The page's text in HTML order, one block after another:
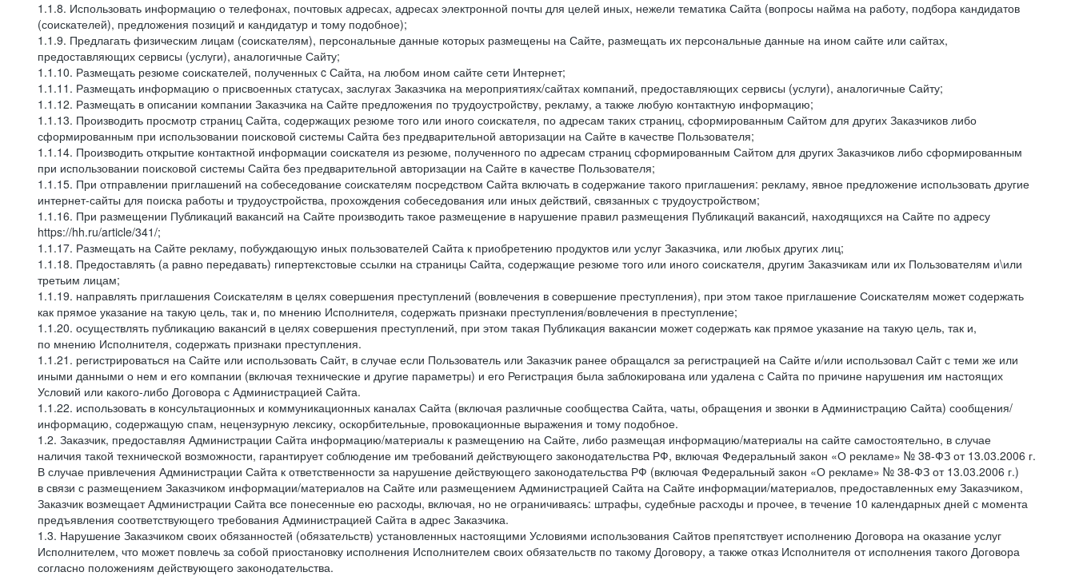
1.1.8. Использовать информацию о телефонах, почтовых адресах, адресах электронной почты для целей иных, нежели тематика Сайта (вопросы найма на работу, подбора кандидатов
(соискателей), предложения позиций и кандидатур и тому подобное);
1.1.9. Предлагать физическим лицам (соискателям), персональные данные которых размещены на Сайте, размещать их персональные данные на ином сайте или сайтах,
предоставляющих сервисы (услуги), аналогичные Сайту;
1.1.10. Размещать резюме соискателей, полученных c Сайта, на любом ином сайте сети Интернет;
1.1.11. Размещать информацию о присвоенных статусах, заслугах Заказчика на мероприятиях/сайтах компаний, предоставляющих сервисы (услуги), аналогичные Сайту;
1.1.12. Размещать в описании компании Заказчика на Сайте предложения по трудоустройству, рекламу, а также любую контактную информацию;
1.1.13. Производить просмотр страниц Сайта, содержащих резюме того или иного соискателя, по адресам таких страниц, сформированным Сайтом для других Заказчиков либо
сформированным при использовании поисковой системы Сайта без предварительной авторизации на Сайте в качестве Пользователя;
1.1.14. Производить открытие контактной информации соискателя из резюме, полученного по адресам страниц сформированным Сайтом для других Заказчиков либо сформированным
при использовании поисковой системы Сайта без предварительной авторизации на Сайте в качестве Пользователя;
1.1.15. При отправлении приглашений на собеседование соискателям посредством Сайта включать в содержание такого приглашения: рекламу, явное предложение использовать другие
интернет-сайты для поиска работы и трудоустройства, прохождения собеседования или иных действий, связанных с трудоустройством;
1.1.16. При размещении Публикаций вакансий на Сайте производить такое размещение в нарушение правил размещения Публикаций вакансий, находящихся на Сайте по адресу
https://hh.ru/article/341/;
1.1.17. Размещать на Сайте рекламу, побуждающую иных пользователей Сайта к приобретению продуктов или услуг Заказчика, или любых других лиц;
1.1.18. Предоставлять (а равно передавать) гипертекстовые ссылки на страницы Сайта, содержащие резюме того или иного соискателя, другим Заказчикам или их Пользователям и\или
третьим лицам;
1.1.19. направлять приглашения Соискателям в целях совершения преступлений (вовлечения в совершение преступления), при этом такое приглашение Соискателям может содержать
как прямое указание на такую цель, так и, по мнению Исполнителя, содержать признаки преступления/вовлечения в преступление;
1.1.20. осуществлять публикацию вакансий в целях совершения преступлений, при этом такая Публикация вакансии может содержать как прямое указание на такую цель, так и,
по мнению Исполнителя, содержать признаки преступления.
1.1.21. регистрироваться на Сайте или использовать Сайт, в случае если Пользователь или Заказчик ранее обращался за регистрацией на Сайте и/или использовал Сайт с теми же или
иными данными о нем и его компании (включая технические и другие параметры) и его Регистрация была заблокирована или удалена с Сайта по причине нарушения им настоящих
Условий или какого-либо Договора с Администрацией Сайта.
1.1.22. использовать в консультационных и коммуникационных каналах Сайта (включая различные сообщества Сайта, чаты, обращения и звонки в Администрацию Сайта) сообщения/
информацию, содержащую спам, нецензурную лексику, оскорбительные, провокационные выражения и тому подобное.
1.2. Заказчик, предоставляя Администрации Сайта информацию/материалы к размещению на Сайте, либо размещая информацию/материалы на сайте самостоятельно, в случае
наличия такой технической возможности, гарантирует соблюдение им требований действующего законодательства РФ, включая Федеральный закон «О рекламе» № 38-ФЗ от 13.03.2006 г.
В случае привлечения Администрации Сайта к ответственности за нарушение действующего законодательства РФ (включая Федеральный закон «О рекламе» № 38-ФЗ от 13.03.2006 г.)
в связи с размещением Заказчиком информации/материалов на Сайте или размещением Администрацией Сайта на Сайте информации/материалов, предоставленных ему Заказчиком,
Заказчик возмещает Администрации Сайта все понесенные ею расходы, включая, но не ограничиваясь: штрафы, судебные расходы и прочее, в течение 10 календарных дней с момента
предъявления соответствующего требования Администрацией Сайта в адрес Заказчика.
1.3. Нарушение Заказчиком своих обязанностей (обязательств) установленных настоящими Условиями использования Сайтов препятствует исполнению Договора на оказание услуг
Исполнителем, что может повлечь за собой приостановку исполнения Исполнителем своих обязательств по такому Договору, а также отказ Исполнителя от исполнения такого Договора
согласно положениям действующего законодательства.